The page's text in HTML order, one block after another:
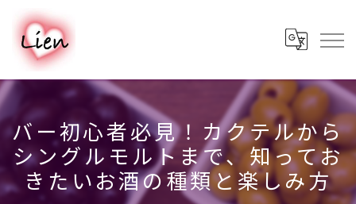
バー初心者必見！カクテルから
シングルモルトまで、知ってお
きたいお酒の種類と楽しみ方